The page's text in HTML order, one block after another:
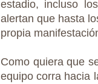
estadio, incluso
alertan que hasta
propia
Como quiera que
equipo corra hacia